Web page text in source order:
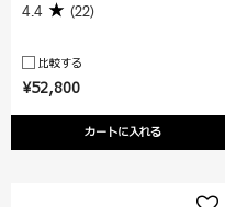
¥52,800
カートに入れる
4.4 (22)
比較する